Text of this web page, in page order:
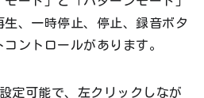
、一時停止、停止、録音ボタ
ントロールがあります。
定可能で、左クリックしなが